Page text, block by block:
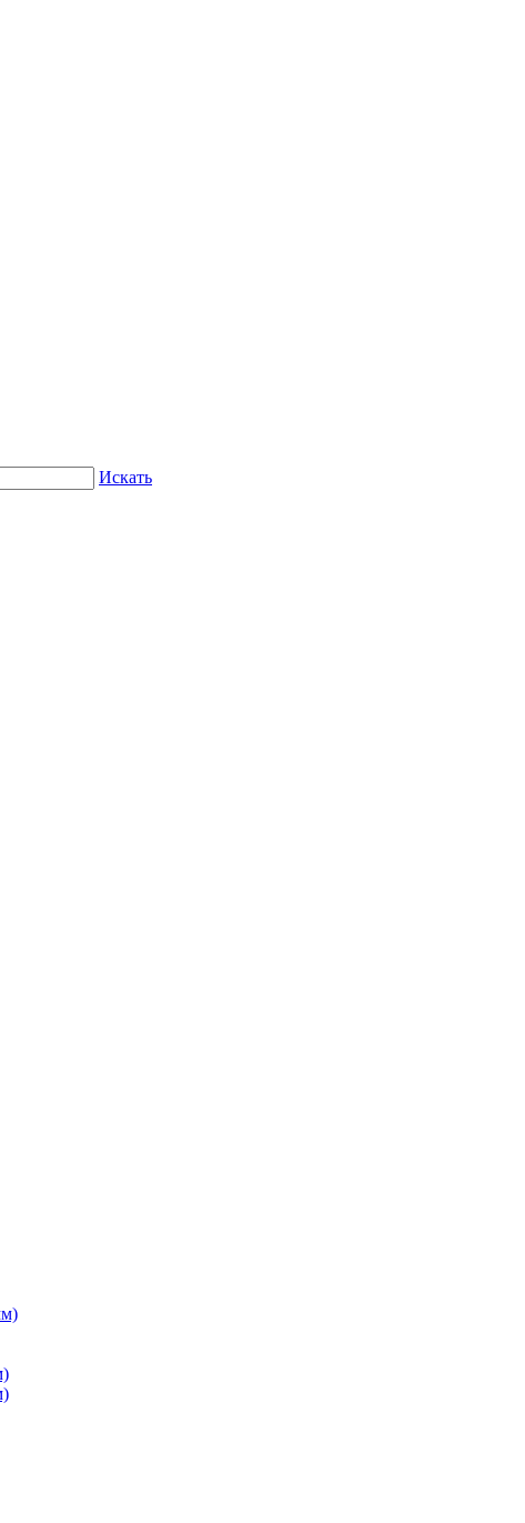
Искать